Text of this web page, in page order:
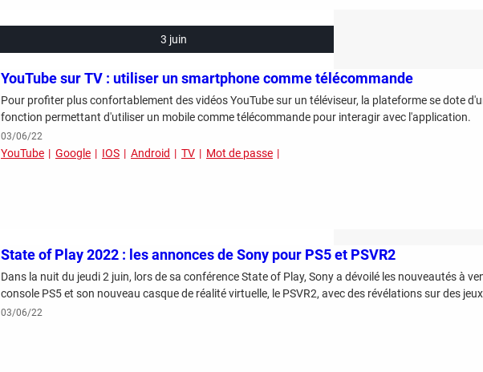
3 juin
YouTube sur TV : utiliser un smartphone comme télécommande
Pour profiter plus confortablement des vidéos YouTube sur un téléviseur, la plateforme se dote
fonction permettant d'utiliser un mobile comme télécommande pour interagir avec l'application.
03/06/22
YouTube Google IOS Android TV Mot de passe
State of Play 2022 : les annonces de Sony pour PS5 et PSVR2
Dans la nuit du jeudi 2 juin, lors de sa conférence State of Play, Sony a dévoilé les nouveautés à
console PS5 et son nouveau casque de réalité virtuelle, le PSVR2, avec des révélations sur des
03/06/22